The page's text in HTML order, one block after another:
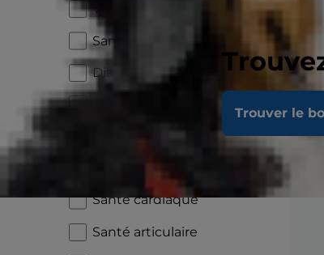
Trouver le
Vieillissement
Santé bucco-dentaire
Diabète
Sensibilité alimentaire
Croissance
Santé cardiaque
Santé articulaire